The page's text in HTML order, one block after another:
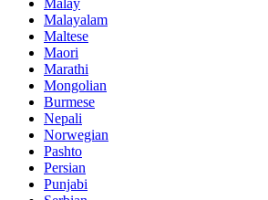
Malay
Malayalam
Maltese
Maori
Marathi
Mongolian
Burmese
Nepali
Norwegian
Pashto
Persian
Punjabi